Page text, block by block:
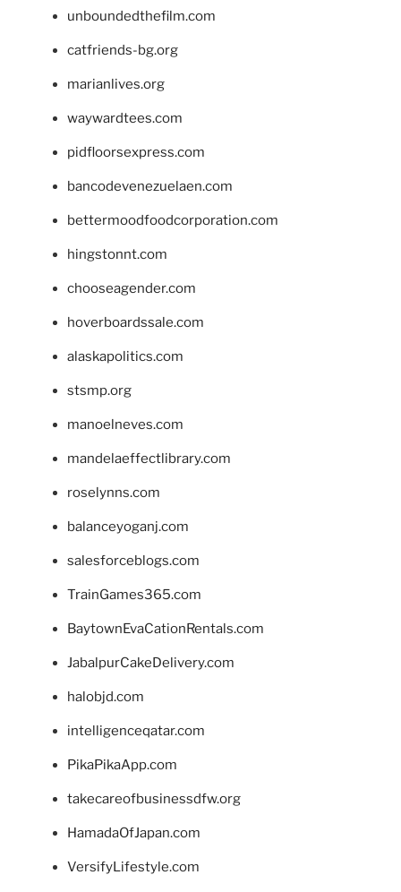
unboundedthefilm.com
catfriends-bg.org
marianlives.org
waywardtees.com
pidfloorsexpress.com
bancodevenezuelaen.com
bettermoodfoodcorporation.com
hingstonnt.com
chooseagender.com
hoverboardssale.com
alaskapolitics.com
stsmp.org
manoelneves.com
mandelaeffectlibrary.com
roselynns.com
balanceyoganj.com
salesforceblogs.com
TrainGames365.com
BaytownEvaCationRentals.com
JabalpurCakeDelivery.com
halobjd.com
intelligenceqatar.com
PikaPikaApp.com
takecareofbusinessdfw.org
HamadaOfJapan.com
VersifyLifestyle.com